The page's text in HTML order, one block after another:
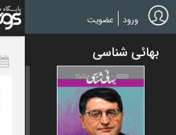
Skip
to
main
ورود عضویت
بهائی شناسی